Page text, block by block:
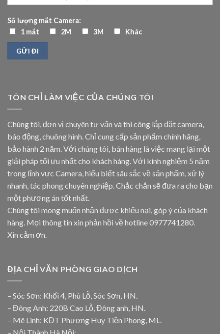
Số lượng mắt Camera:
1 mắt
2M 3M Khác
TÔN CHỈ LÀM VIỆC CỦA CHÚNG TÔI
Chúng tôi, đơn vị chuyên tư vấn và thi công lắp đặt camera,
báo động, chuông hình. Chỉ cung cấp sản phẩm chính hãng,
bảo hành 2 năm. Với chúng tôi, bán hàng là việc mang lại một
giải pháp tối ưu nhất cho khách hàng. Với kinh nghiệm 5 năm
trong lĩnh vực Camera, hiểu biết sâu sắc về sản phẩm, xử lý
nhanh, tác phong chuyên nghiệp. Chắc chắn sẽ đưa ra cho bạn
một phương án tốt nhất.
Chúng tôi mong muốn nhận được khiếu nại, góp ý của khách
hàng. Mọi thông tin xin phản hồi về hotline0977741280.
Xin cảm ơn.
ĐỊA CHỈ VĂN PHÒNG GIAO DỊCH
– Sóc Sơn: Khối 4, Phù Lỗ, Sóc Sơn, HN.
– Đông Anh: 220B Cao Lỗ, Đông anh, HN.
– Mê Linh: KĐT Phương Huy Tiền Phong, ML.